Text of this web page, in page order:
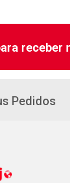
receber
Pedidos